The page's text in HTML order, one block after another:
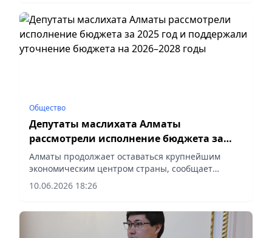
vapress.kz.
Общество
Депутаты маслихата Алматы
рассмотрели исполнение бюджета за
2025 год и поддержали уточнение
бюджета на 2026–2028 годы
Алматы продолжает оставаться крупнейшим
экономическим центром страны, сообщает
vapress.kz.
10.06.2026 18:26